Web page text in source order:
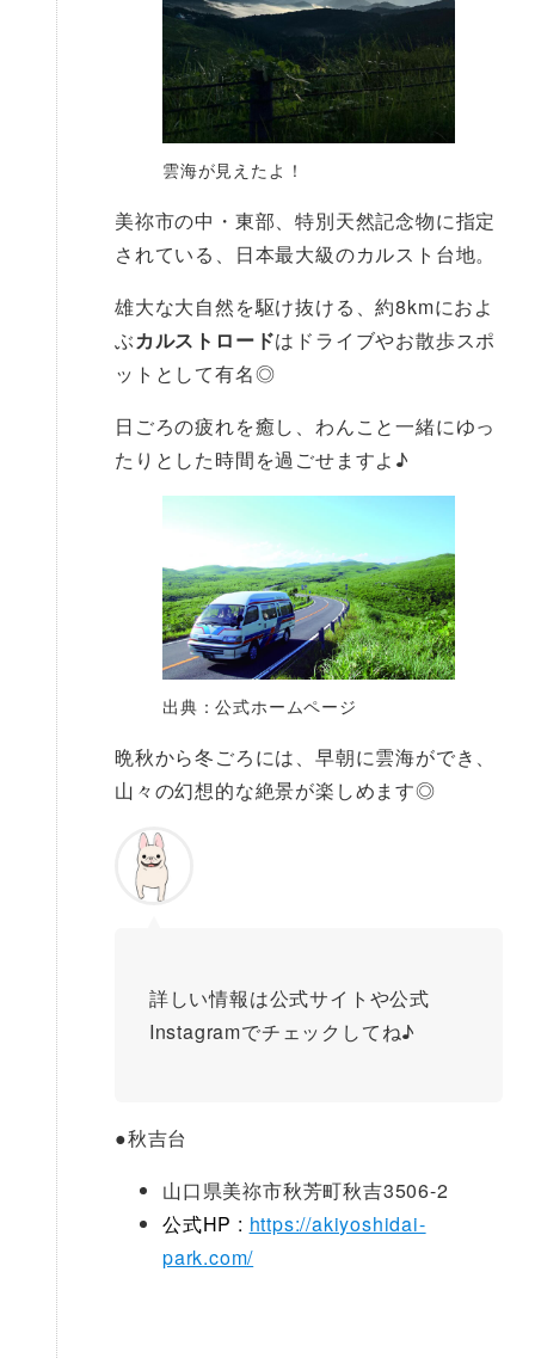
雲海が見えたよ！
美祢市の中・東部、特別天然記念物に指定
されている、日本最大級のカルスト台地。
雄大な大自然を駆け抜ける、約8kmにおよ
ぶカルストロードはドライブやお散歩スポ
ットとして有名◎
日ごろの疲れを癒し、わんこと一緒にゆっ
たりとした時間を過ごせますよ♪
出典：公式ホームページ
晩秋から冬ごろには、早朝に雲海ができ、
山々の幻想的な絶景が楽しめます◎
詳しい情報は公式サイトや公式
Instagramでチェックしてね♪
●秋吉台
山口県美祢市秋芳町秋吉3506-2
公式HP : https://akiyoshidai-
park.com/